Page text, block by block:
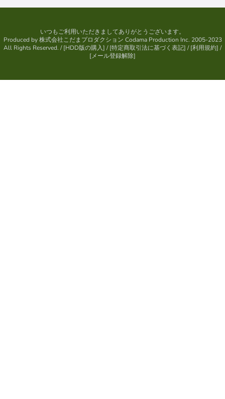
いつもご利用いただきましてありがとうございます。
Produced by株式会社こだまプロダクション Codama Production Inc. 2005-2023
All Rights Reserved. / [HDD版の購入] / [特定商取引法に基づく表記] / [利用規約] /
[メール登録解除]